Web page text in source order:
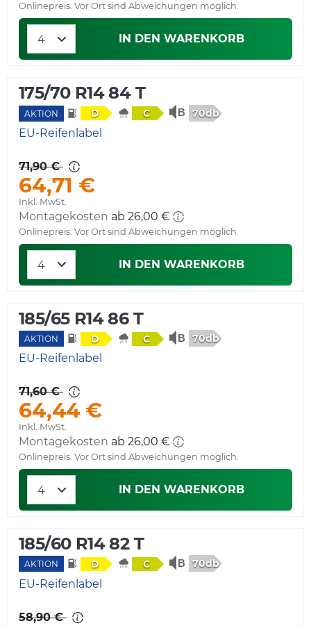
Onlinepreis. Vor Ort sind Abweichungen möglich.
IN DEN WARENKORB
175/70 R14 84 T
AKTION D C 70db
EU-Reifenlabel
71,90 €
64,71 €
Inkl. MwSt.
Montagekosten ab 26,00 €
Onlinepreis. Vor Ort sind Abweichungen möglich.
IN DEN WARENKORB
185/65 R14 86 T
AKTION D C 70db
EU-Reifenlabel
71,60 €
64,44 €
Inkl. MwSt.
Montagekosten ab 26,00 €
Onlinepreis. Vor Ort sind Abweichungen möglich.
IN DEN WARENKORB
185/60 R14 82 T
AKTION D C 70db
EU-Reifenlabel
58,90 €